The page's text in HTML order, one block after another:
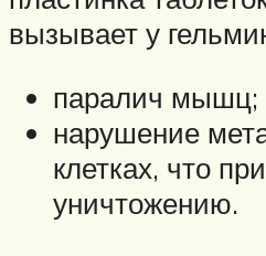
вызывает у
паралич мышц;
нарушение
клетках, что
уничтожению.